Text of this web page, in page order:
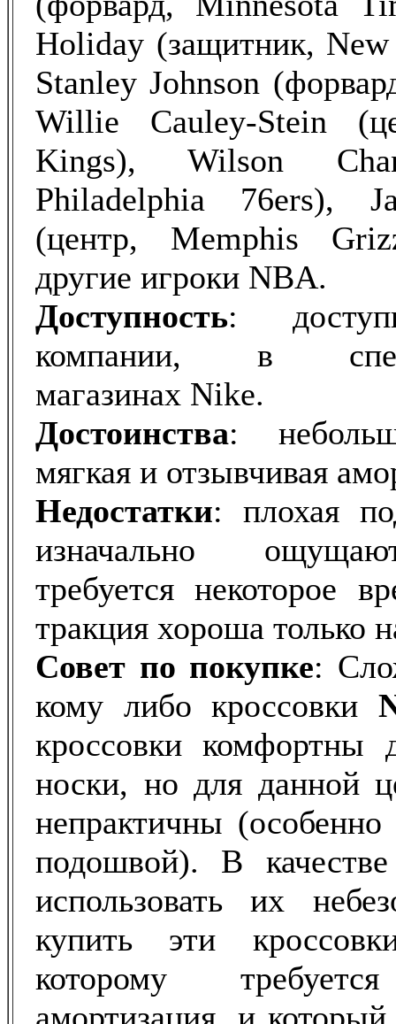
Holiday (защитник,
Stanley Johnson
Willie Cauley-Stein
Kings), Wilson
Philadelphia 76ers),
(центр, Memphis
другие игроки NBA.
Доступность:
компании, в
магазинах Nike.
Достоинства:
мягкая и отзывчивая
Недостатки: плохая
изначально
требуется некоторое
тракция хороша только
Совет по покупке:
кому либо кроссовки
кроссовки комфортны
носки, но для данной
непрактичны
подошвой). В
использовать их
купить эти
которому